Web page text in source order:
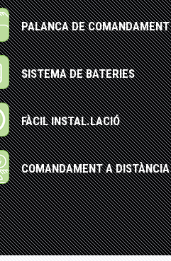
PALANCA DE COMANDAMENT
SISTEMA DE BATERIES
FÀCIL INSTAL.LACIÓ
COMANDAMENT A DISTÀNCIA